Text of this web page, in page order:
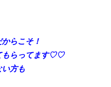
らこそ！
もらってます♡♡
方も